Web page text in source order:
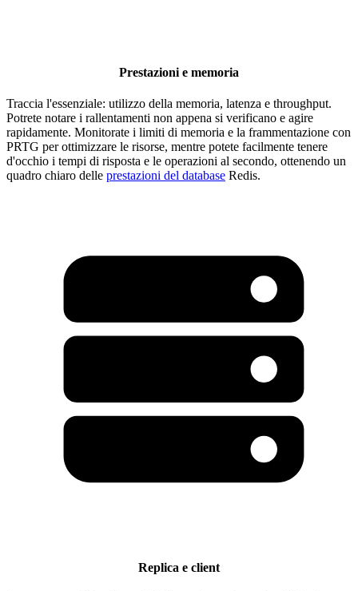
Prestazioni e memoria
Traccia l'essenziale: utilizzo della memoria, latenza e throughput.
Potrete notare i rallentamenti non appena si verificano e agire
rapidamente. Monitorate i limiti di memoria e la frammentazione con
PRTG per ottimizzare le risorse, mentre potete facilmente tenere
d'occhio i tempi di risposta e le operazioni al secondo, ottenendo un
quadro chiaro delle prestazioni del database Redis.
Replica e client